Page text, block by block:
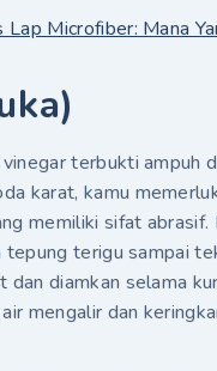
Lap Microfiber: Mana
terbukti ampuh
karat, kamu
memiliki sifat
tepung terigu sampai
dan diamkan selama
mengalir dan